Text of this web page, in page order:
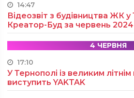
14:47
Відеозвіт з будівництва ЖК у
Креатор-Буд за червень 2024
4 ЧЕРВНЯ
17:10
У Тернополі із великим
виступить YAKTAK